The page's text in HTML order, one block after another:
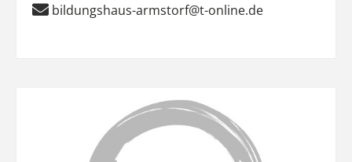
bildungshaus-armstorf@t-online.de